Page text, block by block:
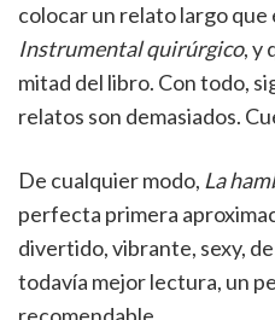
colocar un relato largo que
Instrumental quirúrgico, y
mitad del libro. Con todo,
relatos son demasiados.
De cualquier modo, La
perfecta primera
divertido, vibrante, sexy,
todavía mejor lectura, un